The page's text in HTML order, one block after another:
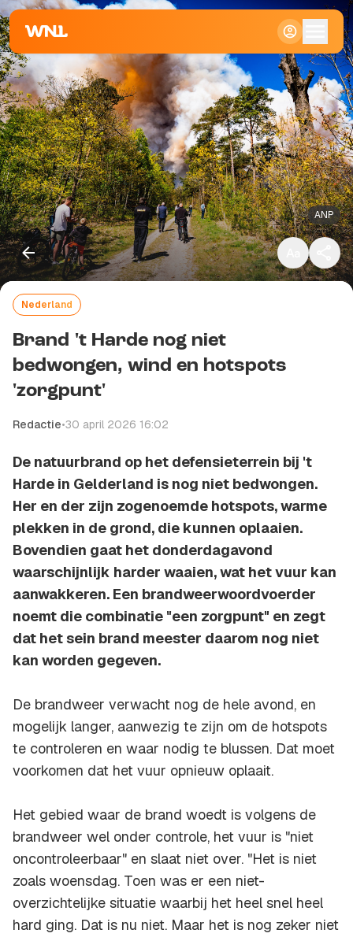
ANP
Klein
Standaard
Groot
Nederland
Brand 't Harde nog niet
bedwongen, wind en hotspots
'zorgpunt'
Redactie•30 april 2026 16:02
De natuurbrand op het defensieterrein bij 't
Harde in Gelderland is nog niet bedwongen.
Her en der zijn zogenoemde hotspots, warme
plekken in de grond, die kunnen oplaaien.
Bovendien gaat het donderdagavond
waarschijnlijk harder waaien, wat het vuur kan
aanwakkeren. Een brandweerwoordvoerder
noemt die combinatie "een zorgpunt" en zegt
dat het sein brand meester daarom nog niet
kan worden gegeven.
De brandweer verwacht nog de hele avond, en
mogelijk langer, aanwezig te zijn om de hotspots
te controleren en waar nodig te blussen. Dat moet
voorkomen dat het vuur opnieuw oplaait.
Het gebied waar de brand woedt is volgens de
brandweer wel onder controle, het vuur is "niet
oncontroleerbaar" en slaat niet over. "Het is niet
zoals woensdag. Toen was er een niet-
overzichtelijke situatie waarbij het heel snel heel
hard ging. Dat is nu niet. Maar het is nog zeker niet